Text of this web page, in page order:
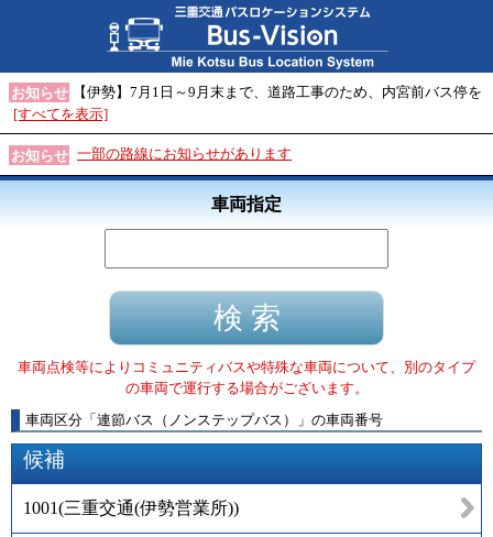
お知らせ
【伊勢】7月1日～9月末まで、道路工事のため、内宮前バス停を
[すべてを表示]
お知らせ 一部の路線にお知らせがあります
車両指定
車両点検等によりコミュニティバスや特殊な車両について、別のタイプ
の車両で運行する場合がございます。
車両区分 「 連節バス（ノンステップバス） 」 の車両番号
候補
1001(三重交通(伊勢営業所))